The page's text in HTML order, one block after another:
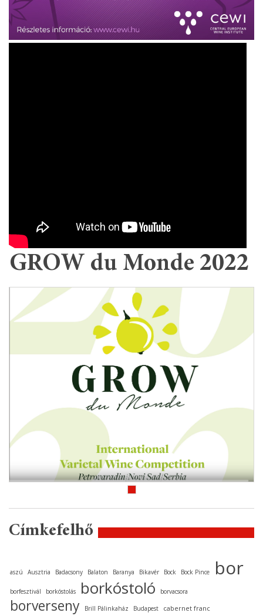
GROW du Monde 2022
Címkefelhő
aszú Ausztria Badacsony Balaton Baranya Bikavér Bock Bock Pince bor
borfesztivál borkóstolás borkóstoló borvacsora
borverseny Brill Pálinkaház Budapest cabernet franc